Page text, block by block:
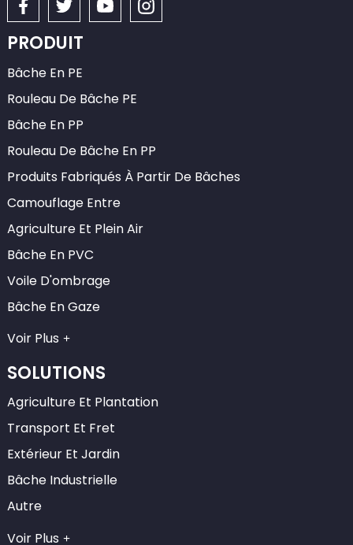
PRODUIT
Bâche En PE
Rouleau De Bâche PE
Bâche En PP
Rouleau De Bâche En PP
Produits Fabriqués À Partir De Bâches
Camouflage Entre
Agriculture Et Plein Air
Bâche En PVC
Voile D'ombrage
Bâche En Gaze
Voir Plus
SOLUTIONS
Agriculture Et Plantation
Transport Et Fret
Extérieur Et Jardin
Bâche Industrielle
Autre
Voir Plus